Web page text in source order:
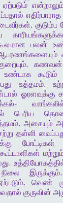
ஏற்படும்
எதிர்பாராத
. குடும்ப
பலன்
.கணவன்
உண்டாக கூடும்
உத்தமம்.
ஓரளவுக்கு
-
பெரிய
. அசையும்
தள்ளி
போட்டிகள்
கூட்டாளிகள்
.
நிலை இருக்கும்
. வெண்
குருவின்